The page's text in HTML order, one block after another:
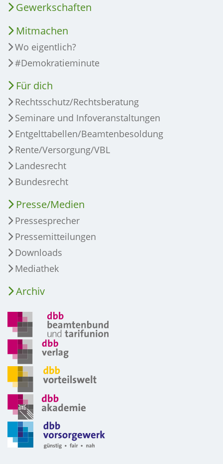
Gewerkschaften
Mitmachen
Wo eigentlich?
#Demokratieminute
Für dich
Rechtsschutz/Rechtsberatung
Seminare und Infoveranstaltungen
Entgelttabellen/Beamtenbesoldung
Rente/Versorgung/VBL
Landesrecht
Bundesrecht
Presse/Medien
Pressesprecher
Pressemitteilungen
Downloads
Mediathek
Archiv